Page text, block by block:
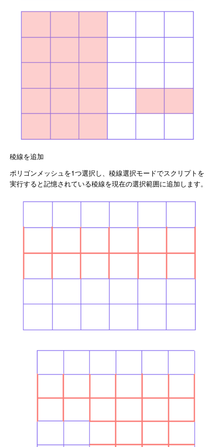
稜線を追加
ポリゴンメッシュを1つ選択し、稜線選択モードでスクリプトを
実行すると記憶されている稜線を現在の選択範囲に追加します。